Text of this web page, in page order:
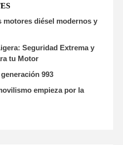
motores diésel modernos y
Seguridad Extrema y
tu Motor
993
empieza por la